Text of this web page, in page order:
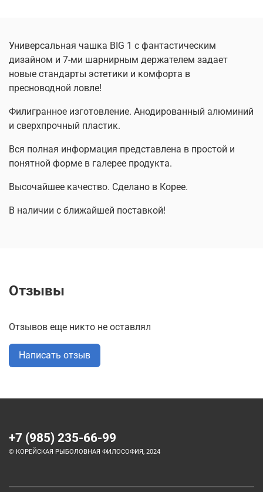
Универсальная чашка BIG 1 с фантастическим
дизайном и 7-ми шарнирным держателем задает
новые стандарты эстетики и комфорта в
пресноводной ловле!
Филигранное изготовление. Анодированный алюминий
и сверхпрочный пластик.
Вся полная информация представлена в простой и
понятной форме в галерее продукта.
Высочайшее качество. Сделано в Корее.
В наличии с ближайшей поставкой!
Отзывы
Отзывов еще никто не оставлял
Написать отзыв
+7 (985) 235-66-99
© КОРЕЙСКАЯ РЫБОЛОВНАЯ ФИЛОСОФИЯ, 2024